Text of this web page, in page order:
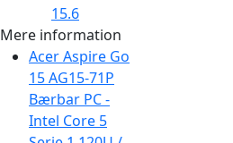
Mere information
Acer Aspire Go
15 AG15-71P
Bærbar PC -
Intel Core 5